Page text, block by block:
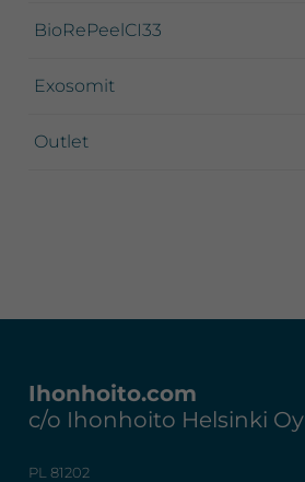
BioRePeelCI33
Exosomit
Outlet
Ihonhoito.com
c/o Ihonhoito Helsinki Oy
PL 81202